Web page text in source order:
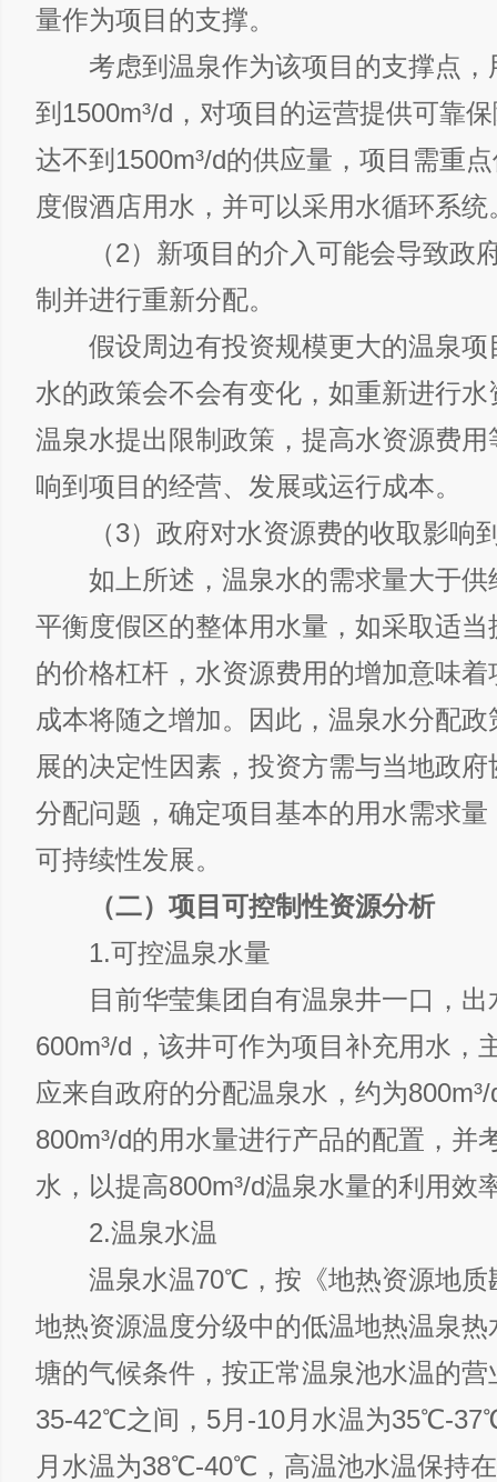
量作为项目的支撑。
考虑到温泉作为该项目的支撑点，
到1500m³/d，对项目的运营提供可靠
达不到1500m³/d的供应量，项目需重
度假酒店用水，并可以采用水循环系统
（2）新项目的介入可能会导致政
制并进行重新分配。
假设周边有投资规模更大的温泉项
水的政策会不会有变化，如重新进行
温泉水提出限制政策，提高水资源费
响到项目的经营、发展或运行成本。
（3）政府对水资源费的收取影响
如上所述，温泉水的需求量大于供
平衡度假区的整体用水量，如采取适
的价格杠杆，水资源费用的增加意味
成本将随之增加。因此，温泉水分配
展的决定性因素，投资方需与当地政
分配问题，确定项目基本的用水需求
可持续性发展。
（二）项目可控制性资源分析
1.可控温泉水量
目前华莹集团自有温泉井一口，出
600m³/d，该井可作为项目补充用水，
应来自政府的分配温泉水，约为
800m³/d的用水量进行产品的配置，并
水，以提高800m³/d温泉水量的利用效
2.温泉水温
温泉水温70℃，按《地热资源地质
地热资源温度分级中的低温地热温泉
塘的气候条件，按正常温泉池水温的营
35-42℃之间，5月-10月水温为35℃-
月水温为38℃-40℃，高温池水温保持